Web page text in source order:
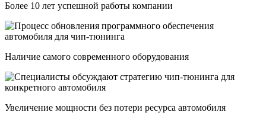
Более 10 лет успешной работы компании
Наличие самого современного оборудования
Увеличение мощности без потери ресурса автомобиля